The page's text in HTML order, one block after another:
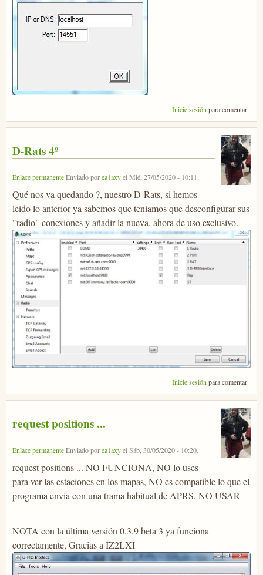
Inicie sesión para comentar
D-Rats 4º
Enlace permanenteEnviado porea1axyelMié, 27/05/2020 - 10:11.
Qué nos va quedando ?, nuestro D-Rats, si hemos
leído lo anterior ya sabemos que teníamos que desconfigurar sus
"radio" conexiones y añadir la nueva, ahora de uso exclusivo.
Inicie sesiónpara comentar
request positions ...
Enlace permanenteEnviado porea1axyelSáb, 30/05/2020 - 10:20.
request positions ... NO FUNCIONA, NO lo uses
para ver las estaciones en los mapas, NO es compatible lo que el
programa envia con una trama habitual de APRS, NO USAR
NOTA con la última versión 0.3.9 beta 3 ya funciona
correctamente, Gracias a IZ2LXI